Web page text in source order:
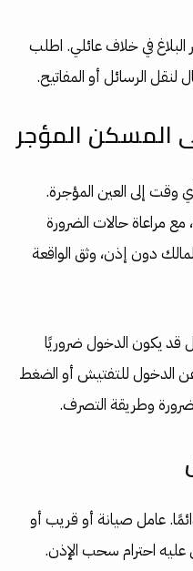
في خلاف عائلي. اطلب
لنقل الرسائل أو المفاتيح.
المسكن المؤجر
وقت إلى العين المؤجرة.
مراعاة حالات الضرورة
دون إذن، وثق الواقعة
قد يكون الدخول ضروريًا
الدخول للتفتيش أو الضغط
وطريقة التصرف.
عامل صيانة أو قريب أو
احترام سحب الإذن.